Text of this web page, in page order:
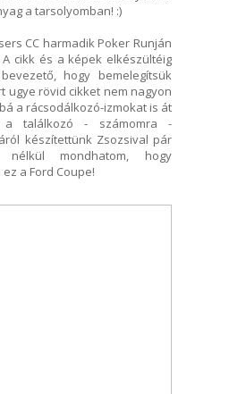
a tarsolyomban! :)
CC harmadik Poker Runján
cikk és a képek elkészültéig
hogy bemelegítsük
ugye rövid cikket nem nagyon
a rácsodálkozó-izmokat is át
a találkozó - számomra -
készítettünk Zsozsival pár
nélkül mondhatom, hogy
a Ford Coupe!